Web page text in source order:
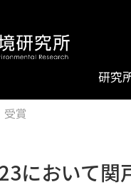
研究
受賞
において